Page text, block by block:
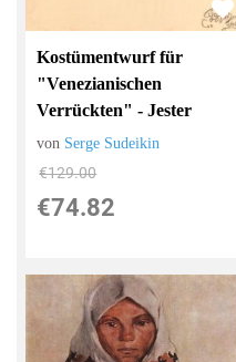
Kostümentwurf für
"Venezianischen
Verrückten" - Jester
von Serge Sudeikin
€129.00
€74.82